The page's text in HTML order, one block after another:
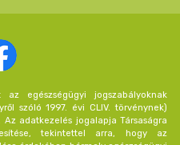
egészségügyi jogszabályoknak
szóló 1997. évi CLIV. törvénynek)
adatkezelés jogalapja Társaságra
tekintettel arra, hogy az